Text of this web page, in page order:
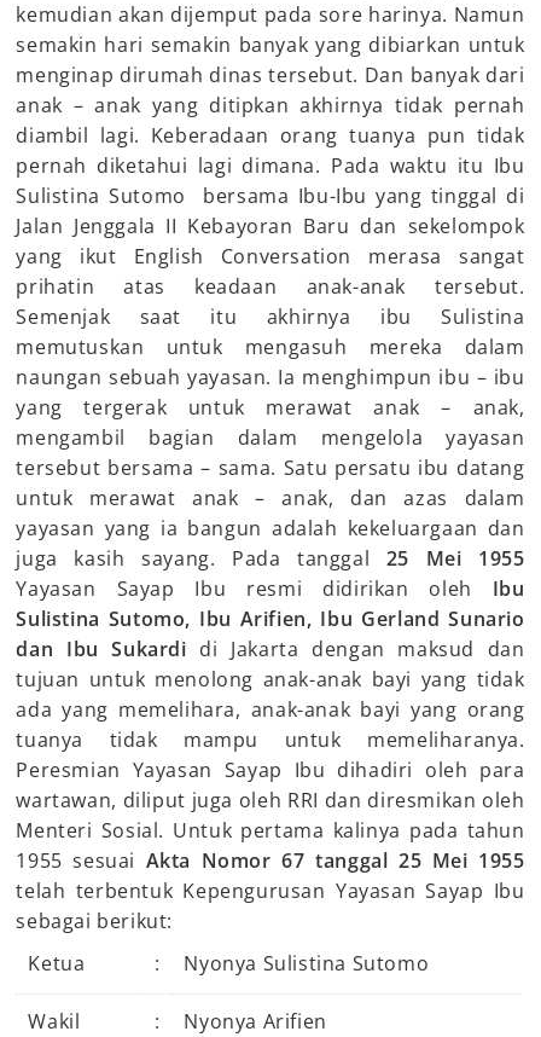
kemudian akan dijemput pada sore harinya. Namun
semakin hari semakin banyak yang dibiarkan untuk
menginap dirumah dinas tersebut. Dan banyak dari
anak – anak yang ditipkan akhirnya tidak pernah
diambil lagi. Keberadaan orang tuanya pun tidak
pernah diketahui lagi dimana. Pada waktu itu Ibu
Sulistina Sutomo bersama Ibu-Ibu yang tinggal di
Jalan Jenggala II Kebayoran Baru dan sekelompok
yang ikut English Conversation merasa sangat
prihatin atas keadaan anak-anak tersebut.
Semenjak saat itu akhirnya ibu Sulistina
memutuskan untuk mengasuh mereka dalam
naungan sebuah yayasan. Ia menghimpun ibu – ibu
yang tergerak untuk merawat anak – anak,
mengambil bagian dalam mengelola yayasan
tersebut bersama – sama. Satu persatu ibu datang
untuk merawat anak – anak, dan azas dalam
yayasan yang ia bangun adalah kekeluargaan dan
juga kasih sayang. Pada tanggal 25 Mei 1955
Yayasan Sayap Ibu resmi didirikan oleh Ibu
Sulistina Sutomo, Ibu Arifien, Ibu Gerland Sunario
dan Ibu Sukardi di Jakarta dengan maksud dan
tujuan untuk menolong anak-anak bayi yang tidak
ada yang memelihara, anak-anak bayi yang orang
tuanya tidak mampu untuk memeliharanya.
Peresmian Yayasan Sayap Ibu dihadiri oleh para
wartawan, diliput juga oleh RRI dan diresmikan oleh
Menteri Sosial. Untuk pertama kalinya pada tahun
1955 sesuai Akta Nomor 67 tanggal 25 Mei 1955
telah terbentuk Kepengurusan Yayasan Sayap Ibu
sebagai berikut:
Ketua
: Nyonya Sulistina Sutomo
Wakil
: Nyonya Arifien